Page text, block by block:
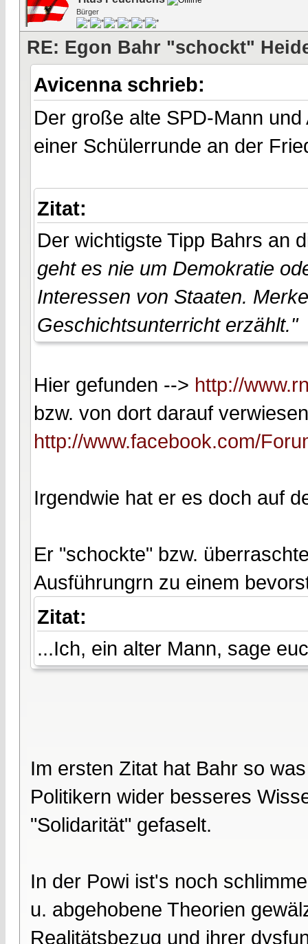
Bürger
RE: Egon Bahr "schockt"
Avicenna schrieb:
Der große alte SPD-Mann
einer Schülerrunde an der
Zitat:
Der wichtigste Tipp Bahrs an
geht es nie um Demokratie
Interessen von Staaten.
Geschichtsunterricht erzählt."
Hier gefunden --> http://
bzw. von dort darauf
http://www.facebook.com/
Irgendwie hat er es doch auf
Er "schockte" bzw.
Ausführungrn zu einem
Zitat:
...Ich, ein alter Mann, sage
Im ersten Zitat hat Bahr so
Politikern wider besseres
"Solidarität" gefaselt.
In der Powi ist's noch
u. abgehobene Theorien
Realitätsbezug und ihrer